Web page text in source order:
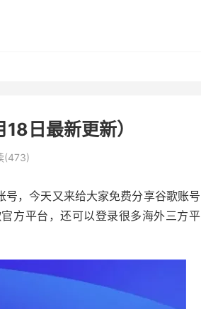
日最新更新）
(473)
，今天又来给大家免费分享谷歌账号
方平台，还可以登录很多海外三方平